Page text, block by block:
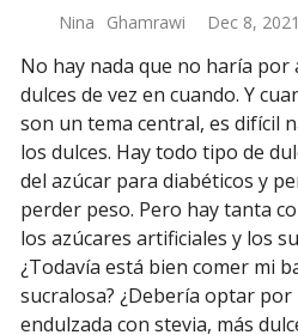
Nina Ghamrawi Dec 8, 2021
No hay nada que no haría por
dulces de vez en cuando. Y
son un tema central, es difícil
los dulces. Hay todo tipo de
del azúcar para diabéticos y
perder peso. Pero hay tanta
los azúcares artificiales y los
¿Todavía está bien comer mi
sucralosa? ¿Debería optar
endulzada con stevia, más